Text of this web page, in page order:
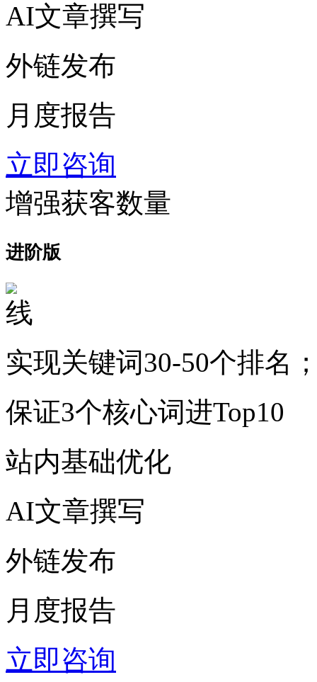
AI文章撰写
外链发布
月度报告
立即咨询
增强获客数量
进阶版
实现关键词30-50个排名
保证3个核心词进Top10
站内基础优化
AI文章撰写
外链发布
月度报告
立即咨询